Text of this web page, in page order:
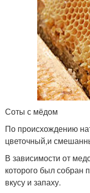
Соты с мёдом
По происхождению
цветочный,и
В зависимости от
которого был собран
вкусу и запаху.